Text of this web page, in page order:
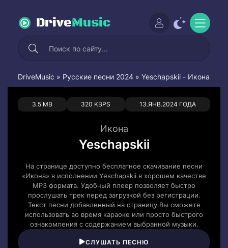
DriveMusic
DriveMusic » Русские песни 2024 » Yeschapskii - Икона
3.5 MB 320 KBPS 13.ЯНВ.2024 ГОДА
0 0
Икона
Yeschapskii
На странице доступно бесплатное скачивание песни
«Икона» в исполнении Yeschapskii в хорошем качестве
MP3 формата. Удобный плеер позволяет быстро
прослушать трек перед загрузкой без регистрации.
Текст песни добавленный на страницу Вы сможете
использовать во время караоке или просто быстрого
ознакомления с содержанием выбранной музыки.
СЛУШАТЬ ПЕСНЮ